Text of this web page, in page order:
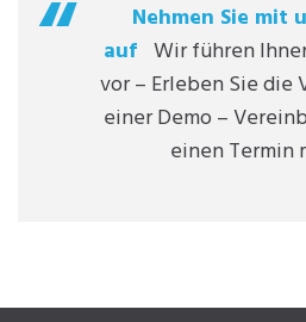
Nehmen Sie mit
auf Wir führen
vor – Erleben Sie die
einer Demo –
einen Termin